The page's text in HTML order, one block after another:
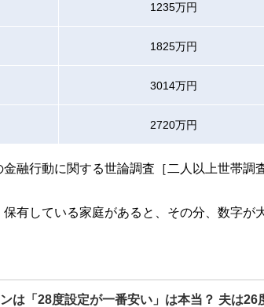
1235万円
1825万円
3014万円
2720万円
融行動に関する世論調査［二人以上世帯調
有している家庭があると、その分、数字が
は「28度設定が一番安い」は本当？ 夫は